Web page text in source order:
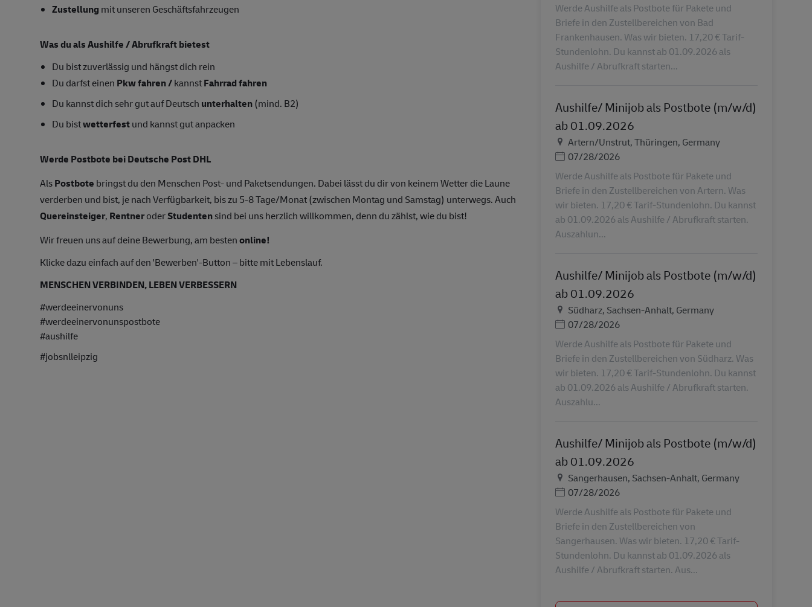
Zustellung mit unseren Geschäftsfahrzeugen
Was du als Aushilfe / Abrufkraft bietest
Du bist zuverlässig und hängst dich rein
Du darfst einen Pkw fahren /kannstFahrrad fahren
Du kannst dich sehr gut auf Deutsch unterhalten(mind. B2)
Du bistwetterfestund kannst gut anpacken
Werde Postbote bei Deutsche Post DHL
AlsPostbote bringst du den Menschen Post- und Paketsendungen. Dabei lässt du dir von keinem Wetter die Laune
verderben und bist, je nach Verfügbarkeit, bis zu 5-8 Tage/Monat (zwischen Montag und Samstag) unterwegs. Auch
Quereinsteiger, RentneroderStudentensind bei uns herzlich willkommen, denn du zählst, wie du bist!
Wir freuen uns auf deine Bewerbung, am bestenonline!
Klicke dazu einfach auf den 'Bewerben'-Button – bitte mit Lebenslauf.
MENSCHEN VERBINDEN, LEBEN VERBESSERN
#werdeeinervonuns
#werdeeinervonunspostbote
#aushilfe
#jobsnlleipzig
Werde Aushilfe als Postbote für Pakete und
Briefe in den Zustellbereichen von Bad
Frankenhausen. Was wir bieten. 17,20 € Tarif-
Stundenlohn. Du kannst ab 01.09.2026 als
Aushilfe / Abrufkraft starten...
Aushilfe/ Minijob als Postbote (m/w/d)
ab 01.09.2026
地点Artern/Unstrut, Thüringen, Germany
Posted Date
07/28/2026
Werde Aushilfe als Postbote für Pakete und
Briefe in den Zustellbereichen von Artern. Was
wir bieten. 17,20 € Tarif-Stundenlohn. Du kannst
ab 01.09.2026 als Aushilfe / Abrufkraft starten.
Auszahlun...
Aushilfe/ Minijob als Postbote (m/w/d)
ab 01.09.2026
地点Südharz, Sachsen-Anhalt, Germany
Posted Date
07/28/2026
Werde Aushilfe als Postbote für Pakete und
Briefe in den Zustellbereichen von Südharz. Was
wir bieten. 17,20 € Tarif-Stundenlohn. Du kannst
ab 01.09.2026 als Aushilfe / Abrufkraft starten.
Auszahlu...
Aushilfe/ Minijob als Postbote (m/w/d)
ab 01.09.2026
地点Sangerhausen, Sachsen-Anhalt, Germany
Posted Date
07/28/2026
Werde Aushilfe als Postbote für Pakete und
Briefe in den Zustellbereichen von
Sangerhausen. Was wir bieten. 17,20 € Tarif-
Stundenlohn. Du kannst ab 01.09.2026 als
Aushilfe / Abrufkraft starten. Aus...